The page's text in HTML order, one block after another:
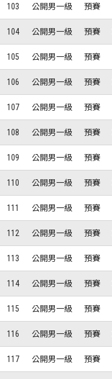
103 公開男一級 預賽
104 公開男一級 預賽
105 公開男一級 預賽
106 公開男一級 預賽
107 公開男一級 預賽
108 公開男一級 預賽
109 公開男一級 預賽
110 公開男一級 預賽
111 公開男一級 預賽
112 公開男一級 預賽
113 公開男一級 預賽
114 公開男一級 預賽
115 公開男一級 預賽
116 公開男一級 預賽
117 公開男一級 預賽